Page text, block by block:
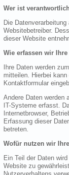
Wer ist
Die
Websitebetreiber.
dieser Website
Wie erfassen wir Ihre
Ihre Daten werden
mitteilen. Hierbei
Kontaktformular
Andere Daten werden
IT-Systeme erfasst.
Internetbrowser,
Erfassung dieser
betreten.
Wofür nutzen wir
Ein Teil der Daten
Website zu